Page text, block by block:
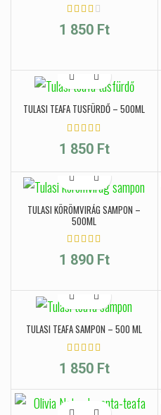
1 850 Ft
TULASI TEAFA TUSFÜRDŐ – 500ML
1 850 Ft
TULASI KÖRÖMVIRÁG SAMPON –
500ML
1 890 Ft
TULASI TEAFA SAMPON – 500 ML
1 850 Ft